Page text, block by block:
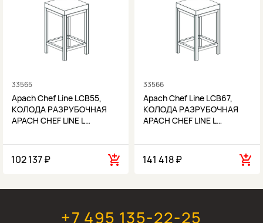
33565
Apach Chef Line LCB55,
КОЛОДА РАЗРУБОЧНАЯ
APACH CHEF LINE L…
102 137 ₽
33566
Apach Chef Line LCB67,
КОЛОДА РАЗРУБОЧНАЯ
APACH CHEF LINE L…
141 418 ₽
+7 495 135-22-25